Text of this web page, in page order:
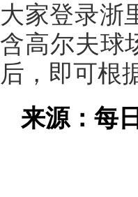
大家登录浙
含高尔夫球
后，即可根
来源：